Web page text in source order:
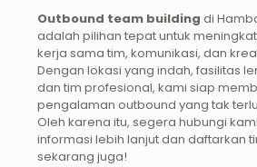
Outbound team building di
adalah pilihan tepat untuk
kerja sama tim, komunikasi, dan
Dengan lokasi yang indah, fasilitas
dan tim profesional, kami siap
pengalaman outbound yang tak
Oleh karena itu, segera hubungi
informasi lebih lanjut dan daftarkan
sekarang juga!